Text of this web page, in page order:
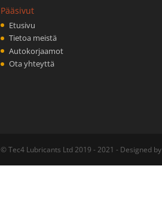
Pääsivut
Etusivu
Tietoa meistä
Autokorjaamot
Ota yhteyttä
© Tec4 Lubricants Ltd 2019 - 2021 - Designed by